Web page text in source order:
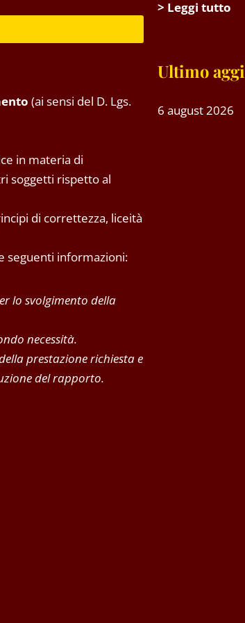
(ai sensi del D. Lgs.
in materia di
soggetti rispetto al
di correttezza, liceità
seguenti informazioni:
lo svolgimento della
necessità.
prestazione richiesta e
del rapporto.
> Leggi tutto
Ultimo
6 august 2026